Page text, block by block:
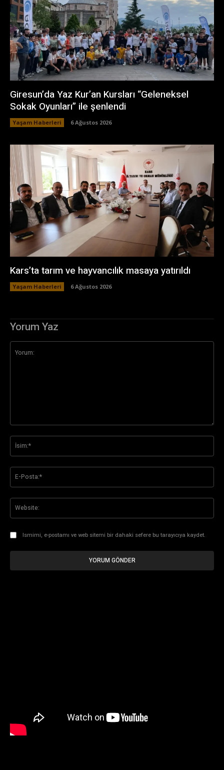
Giresun’da Yaz Kur’an Kursları “Geleneksel
Sokak Oyunları” ile şenlendi
Yaşam Haberleri 6 Ağustos 2026
Kars’ta tarım ve hayvancılık masaya yatırıldı
Yaşam Haberleri 6 Ağustos 2026
Yorum Yaz
Ismimi, e-postamı ve web sitemi bir dahaki sefere bu tarayıcıya kaydet.